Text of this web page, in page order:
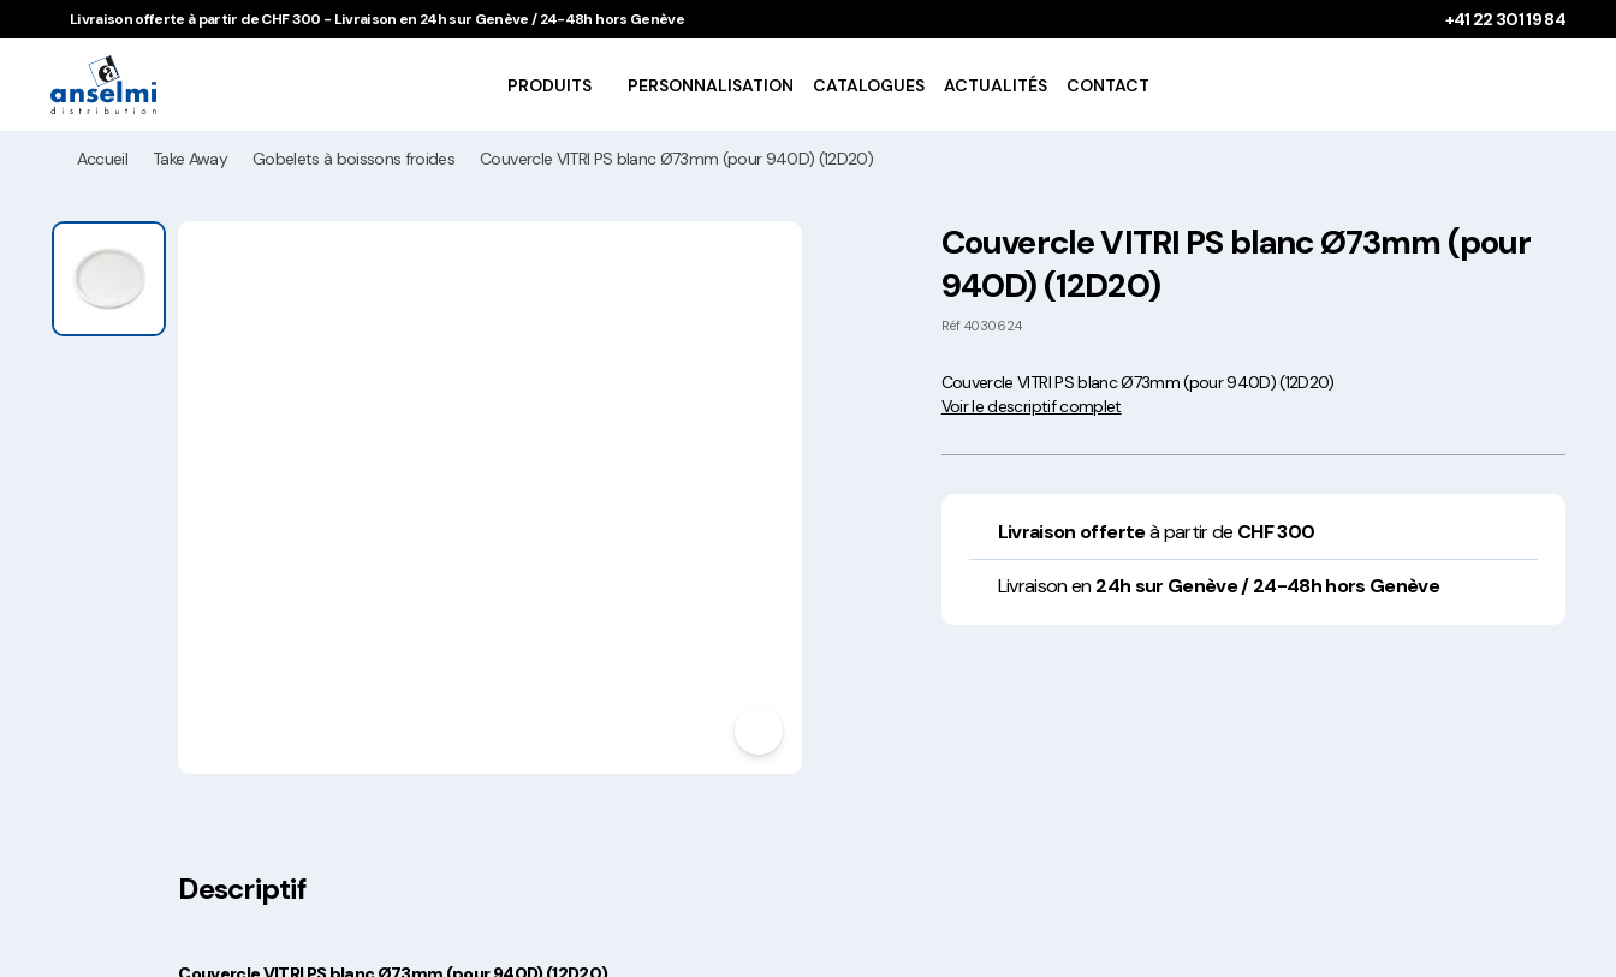
Aller au contenu
Aller à la navigation principale
Livraison offerte à partir de CHF 300 - Livraison en 24h sur Genève / 24-48h hors Genève +41 22 301 19 84
PRODUITS
Gobelets à boissons
en Europe
PERSONNALISATION CATALOGUES ACTUALITÉS CONTACT
Accueil Take Away Gobelets à boissons froides Couvercle VITRI PS blanc Ø73mm (pour 940D) (12D20)
Couvercle VITRI PS blanc Ø73mm (pour
940D) (12D20)
Réf 4030624
Couvercle VITRI PS blanc Ø73mm (pour 940D) (12D20)
Voir le descriptif complet
Livraison offerteà partir de CHF 300
Livraison en24h sur Genève / 24-48h hors Genève
Descriptif